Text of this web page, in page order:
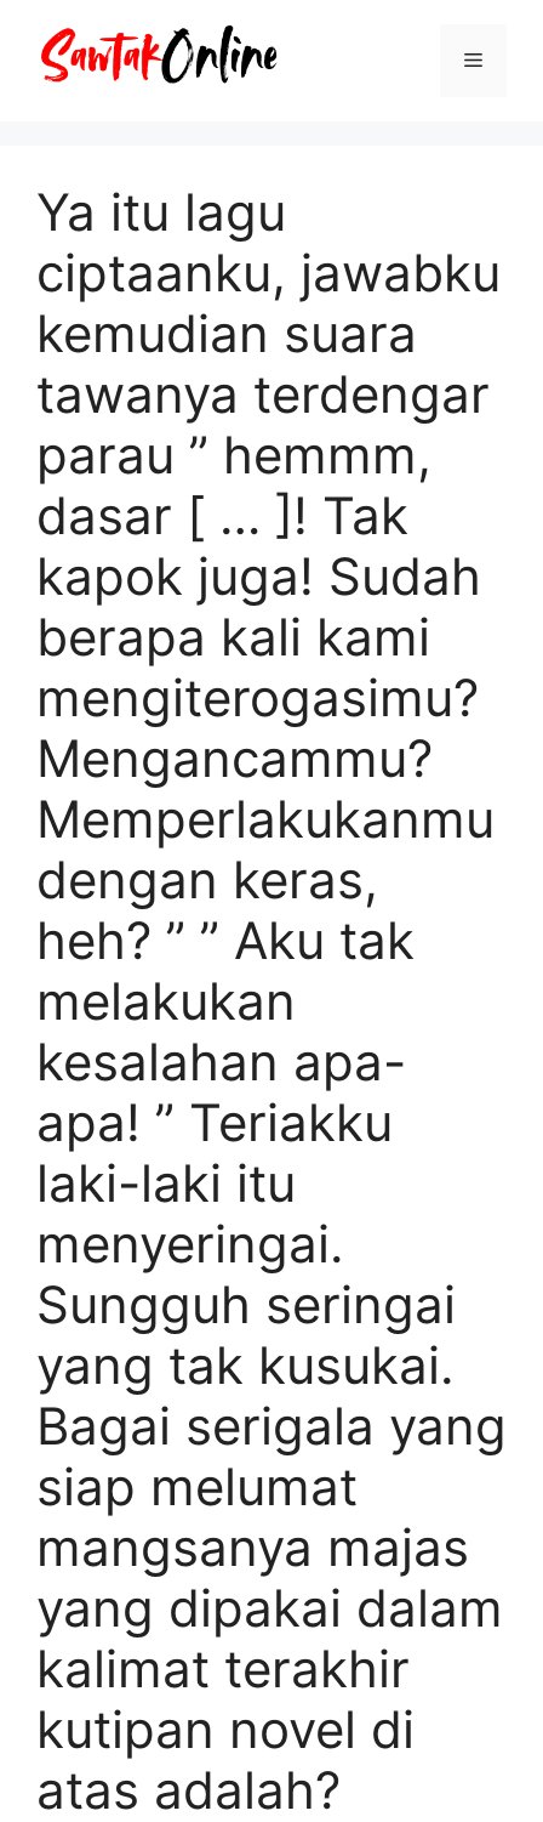
Menu
Ya itu lagu
ciptaanku, jawabku
kemudian suara
tawanya terdengar
parau ” hemmm,
dasar [ … ]! Tak
kapok juga! Sudah
berapa kali kami
mengiterogasimu?
Mengancammu?
Memperlakukanmu
dengan keras,
heh? ” ” Aku tak
melakukan
kesalahan apa-
apa! ” Teriakku
laki-laki itu
menyeringai.
Sungguh seringai
yang tak kusukai.
Bagai serigala yang
siap melumat
mangsanya majas
yang dipakai dalam
kalimat terakhir
kutipan novel di
atas adalah?